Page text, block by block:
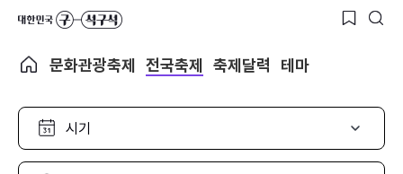
문화관광축제 전국축제 축제달력 테마
시
선
택
지